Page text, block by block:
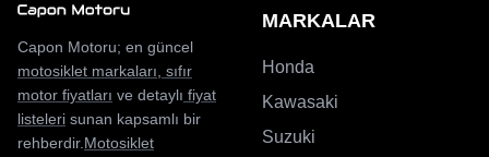
Capon Motoru; en güncel
motosiklet markaları, sıfır
motor fiyatları ve detaylı fiyat
listeleri sunan kapsamlı bir
rehberdir.Motosiklet
MARKALAR
Honda
Kawasaki
Suzuki